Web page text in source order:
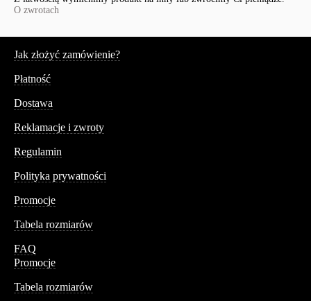
O zwrotach
Jak złożyć zamówienie?
Płatność
Dostawa
Reklamacje i zwroty
Regulamin
Polityka prywatności
Promocje
Tabela rozmiarów
FAQ
Promocje
Tabela rozmiarów